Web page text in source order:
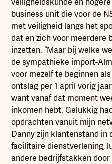
business unit die voor de
met veiligheid langs het
dat en zich voor meerdere
inzetten. “Maar bij welke
de sympathieke import-
voor mezelf te beginnen als
ontslag per 1 april vorig
want vanaf dat moment
inkomen hebt. Gelukkig
opdrachten vanuit mijn
Danny zijn klantenstand in
facilitaire dienstverlening,
andere bedrijfstakken door